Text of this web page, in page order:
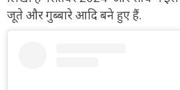
जूते और गुब्बारे आदि बने हुए हैं.